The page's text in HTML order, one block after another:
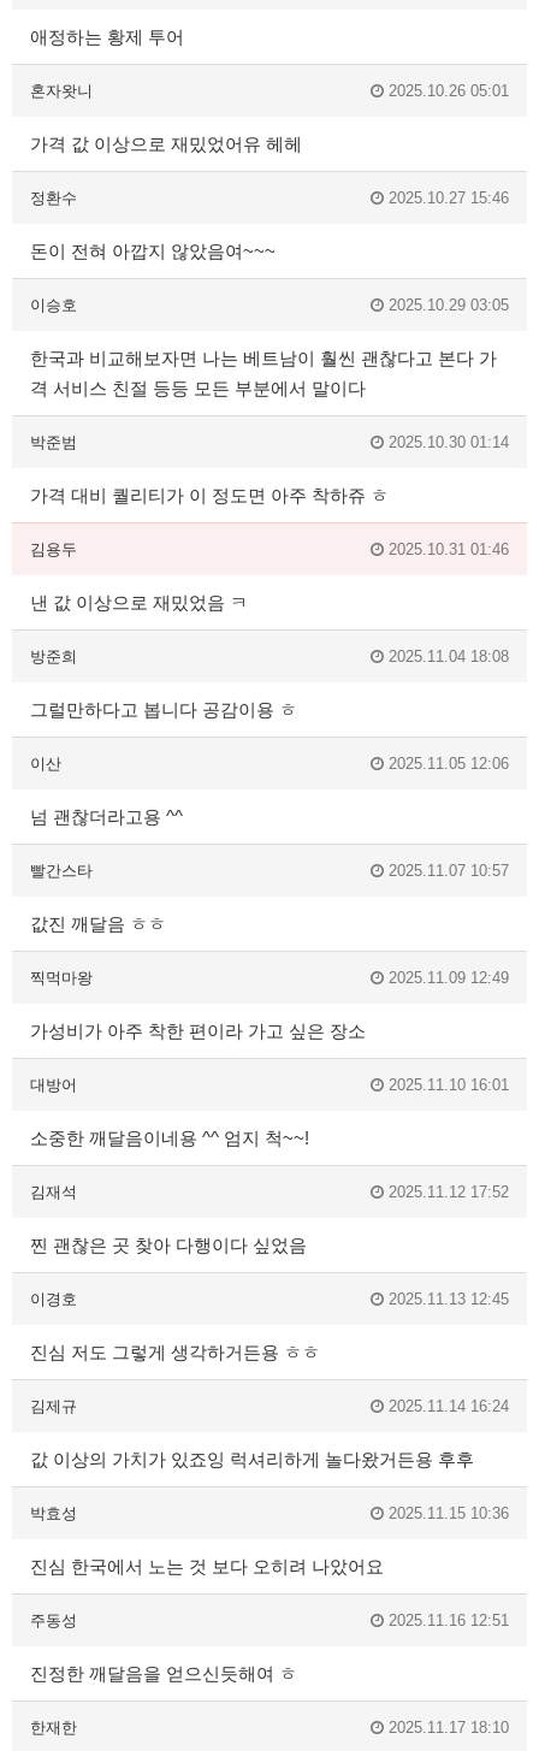
애정하는 황제 투어
혼자왓니 2025.10.26 05:01
가격 값 이상으로 재밌었어유 헤헤
정환수 2025.10.27 15:46
돈이 전혀 아깝지 않았음여~~~
이승호 2025.10.29 03:05
한국과 비교해보자면 나는 베트남이 훨씬 괜찮다고 본다 가
격 서비스 친절 등등 모든 부분에서 말이다
박준범 2025.10.30 01:14
가격 대비 퀄리티가 이 정도면 아주 착하쥬 ㅎ
김용두 2025.10.31 01:46
낸 값 이상으로 재밌었음 ㅋ
방준희 2025.11.04 18:08
그럴만하다고 봅니다 공감이용 ㅎ
이산 2025.11.05 12:06
넘 괜찮더라고용 ^^
빨간스타 2025.11.07 10:57
값진 깨달음 ㅎㅎ
찍먹마왕 2025.11.09 12:49
가성비가 아주 착한 편이라 가고 싶은 장소
대방어 2025.11.10 16:01
소중한 깨달음이네용 ^^ 엄지 척~~!
김재석 2025.11.12 17:52
찐 괜찮은 곳 찾아 다행이다 싶었음
이경호 2025.11.13 12:45
진심 저도 그렇게 생각하거든용 ㅎㅎ
김제규 2025.11.14 16:24
값 이상의 가치가 있죠잉 럭셔리하게 놀다왔거든용 후후
박효성 2025.11.15 10:36
진심 한국에서 노는 것 보다 오히려 나았어요
주동성 2025.11.16 12:51
진정한 깨달음을 얻으신듯해여 ㅎ
한재한 2025.11.17 18:10